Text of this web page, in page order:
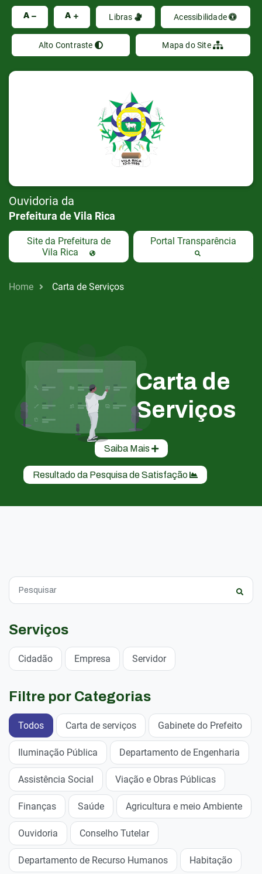
A A Libras Acessibilidade
Alto Contraste Mapa do Site
Ouvidoria da
Prefeitura de Vila Rica
Site da Prefeitura de
Vila Rica
Portal Transparência
Home Carta de Serviços
Carta de
Serviços
Saiba Mais
Resultado da Pesquisa de Satisfação
Serviços
Cidadão Empresa Servidor
Filtre por Categorias
Todos Carta de serviços Gabinete do Prefeito
Iluminação Pública Departamento de Engenharia
Assistência Social Viação e Obras Públicas
Finanças Saúde Agricultura e meio Ambiente
Ouvidoria Conselho Tutelar
Departamento de Recurso Humanos Habitação